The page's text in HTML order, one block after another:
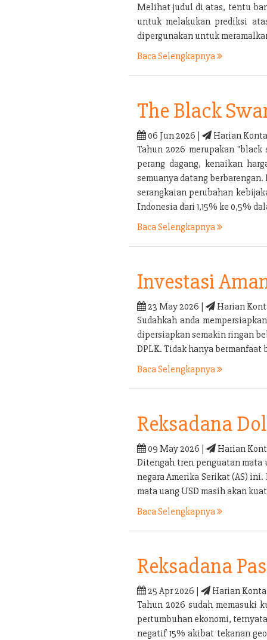
Melihat judul di atas, tentu
untuk melakukan prediksi
dipergunakan untuk
Baca Selengkapnya
The Black
06 Jun 2026 |
Harian
Tahun 2026 merupakan
perang dagang, kenaikan
semuanya datang
serangkaian perubahan
Indonesia dari 1,15% ke 0,5%
Baca Selengkapnya
Investasi
23 May 2026 |
Harian
Sudahkah anda
dipersiapkan semakin ringan
DPLK. Tidak hanya
Baca Selengkapnya
Reksadana
09 May 2026 |
Harian
Ditengah tren penguatan mata
negara Amerika Serikat (AS)
mata uang USD masih akan
Baca Selengkapnya
Reksadana
25 Apr 2026 |
Harian
Tahun 2026 sudah memasuki
pertumbuhan ekonomi,
negatif 15% akibat tekanan